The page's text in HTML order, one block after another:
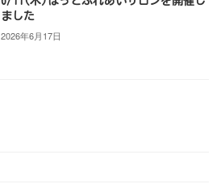
ました
2026年6月17日